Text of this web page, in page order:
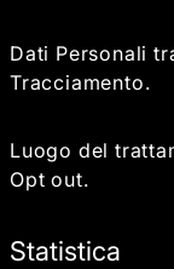
Dati Personali
Tracciamento.
Luogo del
Opt out.
Statistica